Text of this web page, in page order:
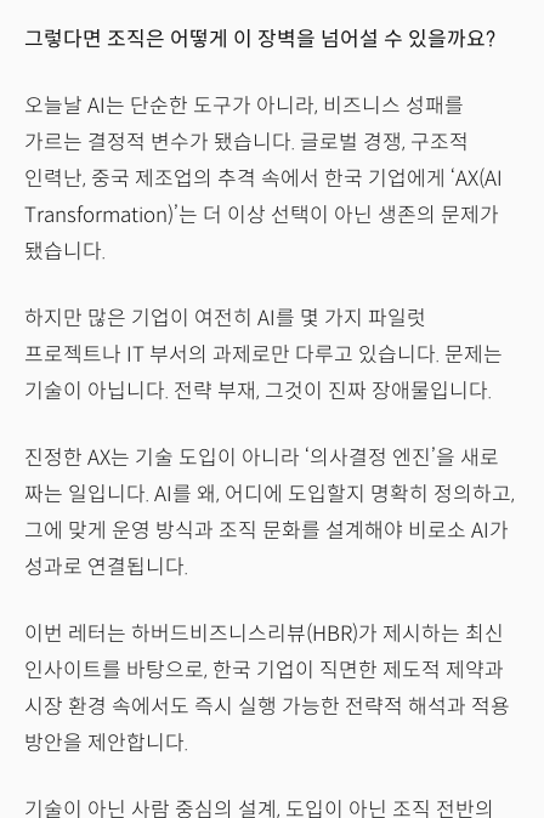
그렇다면 조직은 어떻게 이 장벽을 넘어설 수 있을까요?
오늘날 AI는 단순한 도구가 아니라, 비즈니스 성패를
가르는 결정적 변수가 됐습니다. 글로벌 경쟁, 구조적
인력난, 중국 제조업의 추격 속에서 한국 기업에게 ‘AX(AI
Transformation)’는 더 이상 선택이 아닌 생존의 문제가
됐습니다.
하지만 많은 기업이 여전히 AI를 몇 가지 파일럿
프로젝트나 IT 부서의 과제로만 다루고 있습니다. 문제는
기술이 아닙니다. 전략 부재, 그것이 진짜 장애물입니다.
진정한 AX는 기술 도입이 아니라 ‘의사결정 엔진’을 새로
짜는 일입니다. AI를 왜, 어디에 도입할지 명확히 정의하고,
그에 맞게 운영 방식과 조직 문화를 설계해야 비로소 AI가
성과로 연결됩니다.
이번 레터는 하버드비즈니스리뷰(HBR)가 제시하는 최신
인사이트를 바탕으로, 한국 기업이 직면한 제도적 제약과
시장 환경 속에서도 즉시 실행 가능한 전략적 해석과 적용
방안을 제안합니다.
기술이 아닌 사람 중심의 설계, 도입이 아닌 조직 전반의